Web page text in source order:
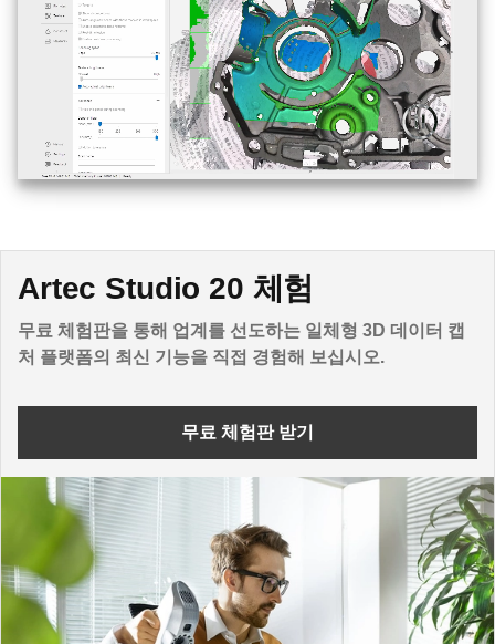
Artec Studio 20 체험
무료 체험판을 통해 업계를 선도하는 일체형 3D 데이터 캡
처 플랫폼의 최신 기능을 직접 경험해 보십시오.
무료 체험판 받기